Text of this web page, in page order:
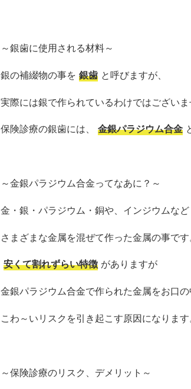
～銀歯に使用される材料～
銀の補綴物の事を 銀歯 と呼びますが、
実際には銀で作られているわけではございま
保険診療の銀歯には、 金銀パラジウム合金
～金銀パラジウム合金ってなあに？～
金・銀・パラジウム・銅や、インジウムなど
さまざまな金属を混ぜて作った金属の事です
安くて割れずらい特徴 がありますが
金銀パラジウム合金で作られた金属をお口
こわ～いリスクを引き起こす原因になります
～保険診療のリスク、デメリット～